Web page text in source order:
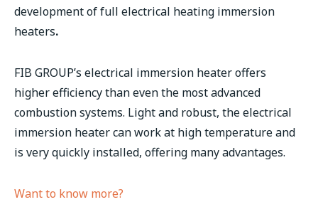
development of full electrical heating immersion
heaters.
FIB GROUP’s electrical immersion heater offers
higher efficiency than even the most advanced
combustion systems. Light and robust, the electrical
immersion heater can work at high temperature and
is very quickly installed, offering many advantages.
Want to know more?